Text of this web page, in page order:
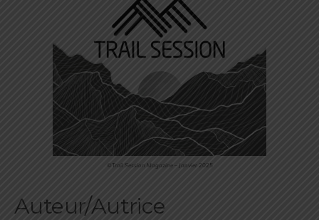
©Trail Session Magazine – Janvier 2025
Auteur/Autrice